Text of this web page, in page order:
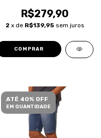
R$279,90
2 x de R$139,95 sem juros
COMPRAR
ATÉ 40% OFF
EM QUANTIDADE